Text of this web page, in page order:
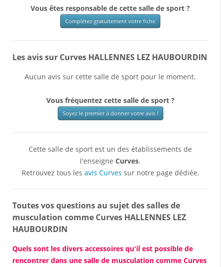
Vous êtes responsable de cette salle de sport ?
Complétez gratuitement votre fiche
Les avis sur Curves HALLENNES LEZ HAUBOURDIN
Aucun avis sur cette salle de sport pour le moment.
Vous fréquentez cette salle de sport ?
Soyez le premier à donner votre avis !
Cette salle de sport est un des établissements de
l'enseigne Curves.
Retrouvez tous les avis Curves sur notre page dédiée.
Toutes vos questions au sujet des salles de
musculation comme Curves HALLENNES LEZ
HAUBOURDIN
Quels sont les divers accessoires qu'il est possible de
rencontrer dans une salle de musculation comme Curves